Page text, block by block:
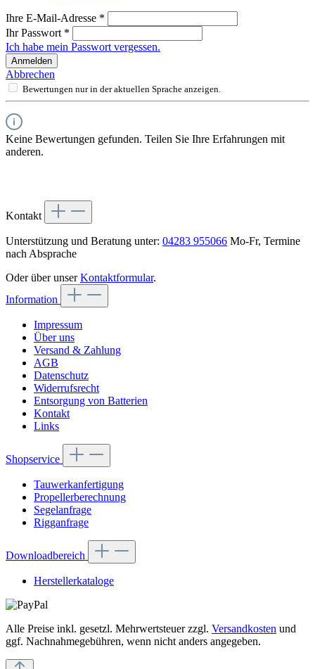
Ihre E-Mail-Adresse *
Ihr Passwort *
Ich habe mein Passwort vergessen.
Anmelden
Abbrechen
Bewertungen nur in der aktuellen Sprache anzeigen.
Keine Bewertungen gefunden. Teilen Sie Ihre Erfahrungen mit
anderen.
Kontakt
Unterstützung und Beratung unter: 04283 955066 Mo-Fr, Termine
nach Absprache
Oder über unserKontaktformular.
Information
Impressum
Über uns
Versand & Zahlung
AGB
Datenschutz
Widerrufsrecht
Entsorgung von Batterien
Kontakt
Links
Shopservice
Tauwerkanfertigung
Propellerberechnung
Segelanfrage
Rigganfrage
Downloadbereich
Herstellerkataloge
Alle Preise inkl. gesetzl. Mehrwertsteuer zzgl. Versandkosten und
ggf. Nachnahmegebühren, wenn nicht anders angegeben.